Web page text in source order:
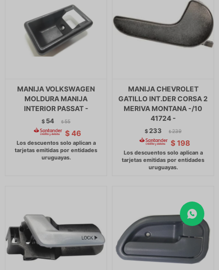
MANIJA VOLKSWAGEN
MOLDURA MANIJA
INTERIOR PASSAT -
$ 54 $ 55
$ 46
MANIJA CHEVROLET
GATILLO INT.DER CORSA 2
MERIVA MONTANA -/10
41724 -
$ 233 $ 239
$ 198